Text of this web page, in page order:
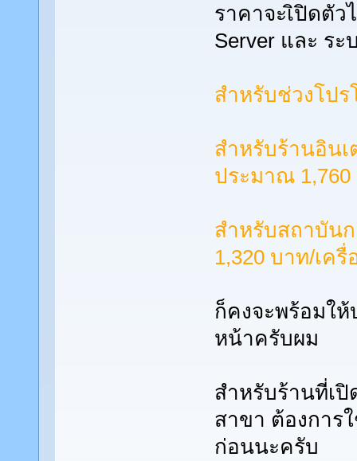
ราคาจะเิปิดตัว
Server และ ร
สำหรับช่วงโปร
สำหรับร้านอินเ
ประมาณ 1,760
สำหรับสถาบัน
1,320 บาท/เค
ก็คงจะพร้อมใ
หน้าครับผม
สำหรับร้านที่เปิ
สาขา ต้องการ
ก่อนนะครับ